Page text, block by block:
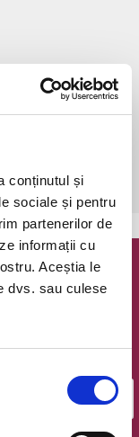
conținutul și
sociale și pentru
partenerilor de
informații cu
Aceștia le
dvs. sau culese
se poate face cu o
la 10 minute
249.